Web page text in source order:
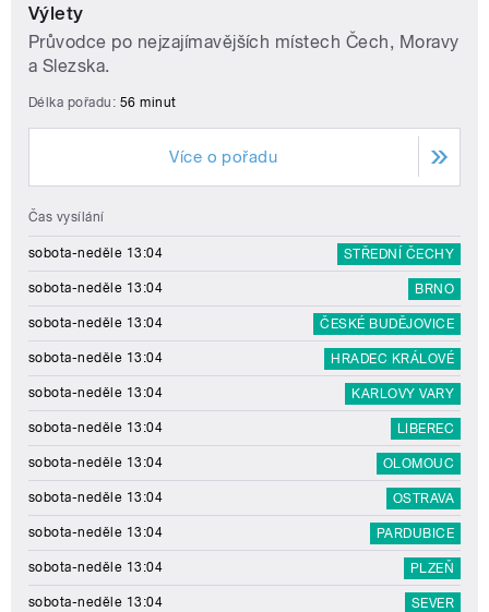
Výlety
Průvodce po nejzajímavějších místech Čech, Moravy
a Slezska.
Délka pořadu: 56 minut
Více o pořadu
Čas vysílání
sobota-neděle 13:04 STŘEDNÍ ČECHY
sobota-neděle 13:04 BRNO
sobota-neděle 13:04 ČESKÉ BUDĚJOVICE
sobota-neděle 13:04 HRADEC KRÁLOVÉ
sobota-neděle 13:04 KARLOVY VARY
sobota-neděle 13:04 LIBEREC
sobota-neděle 13:04 OLOMOUC
sobota-neděle 13:04 OSTRAVA
sobota-neděle 13:04 PARDUBICE
sobota-neděle 13:04 PLZEŇ
sobota-neděle 13:04 SEVER